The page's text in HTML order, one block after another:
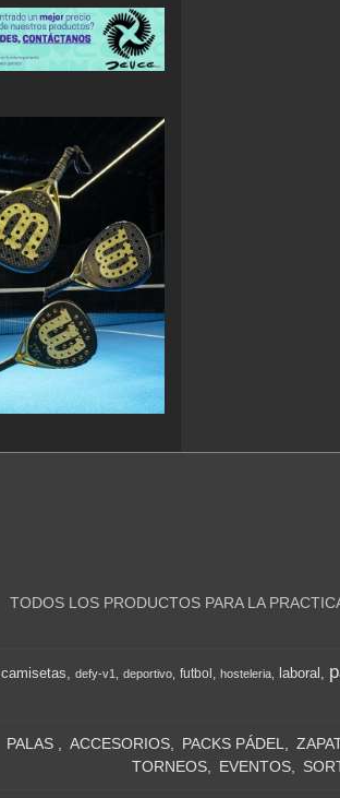
TODOS LOS PRODUCTOS PARA LA
camisetas defy-v1 deportivo futbol hosteleria laboral
PALAS ACCESORIOS PACKS PÁDEL
TORNEOS
EVENTOS